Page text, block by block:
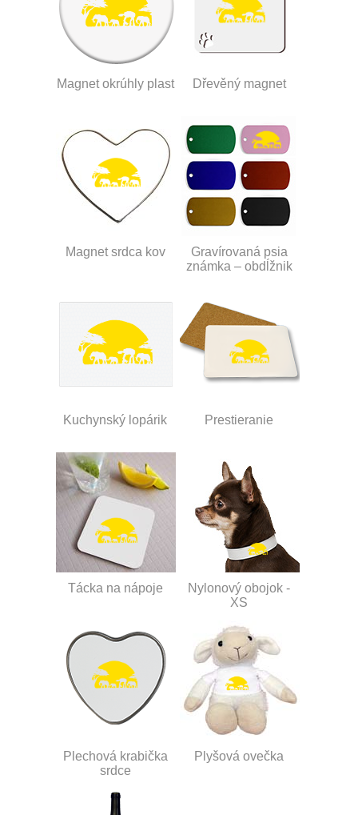
Magnet okrúhly plast Dřevěný magnet
Magnet srdca kov
Gravírovaná psia
známka – obdĺžnik
Kuchynský lopárik Prestieranie
Tácka na nápoje
Nylonový obojok -
XS
Plechová krabička
srdce
Plyšová ovečka